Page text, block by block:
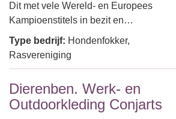
Dit met vele Wereld- en Europees
Kampioenstitels in bezit en…
Type bedrijf: Hondenfokker,
Rasvereniging
Dierenben. Werk- en
Outdoorkleding Conjarts